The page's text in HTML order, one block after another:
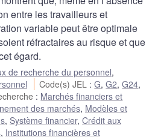
entre les travailleurs et
variable peut être optimale
réfractaires au risque et que
égard.
de recherche du personnel,
Code(s) JEL :G,G2,G24,
: Marchés financiers et
des marchés, Modèles et
, Système financier, Crédit aux
, Institutions financières et